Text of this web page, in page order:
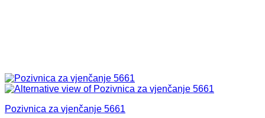
Pozivnica za vjenčanje 5661